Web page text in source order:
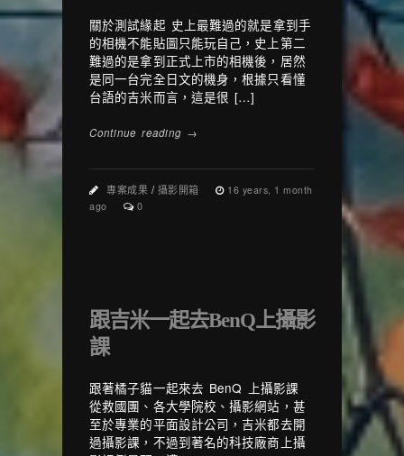
關於測試緣起 史上最難過的就是拿到手
的相機不能貼圖只能玩自己，史上第二
難過的是拿到正式上市的相機後，居然
是同一台完全日文的機身，根據只看懂
台語的吉米而言，這是很 […]
Continue reading →
專案成果 / 攝影開箱
16 years, 1 month
ago
0
跟吉米一起去BenQ上攝影
課
跟著橘子貓一起來去 BenQ 上攝影課
從救國團、各大學院校、攝影網站，甚
至於專業的平面設計公司，吉米都去開
過攝影課，不過到著名的科技廠商上攝